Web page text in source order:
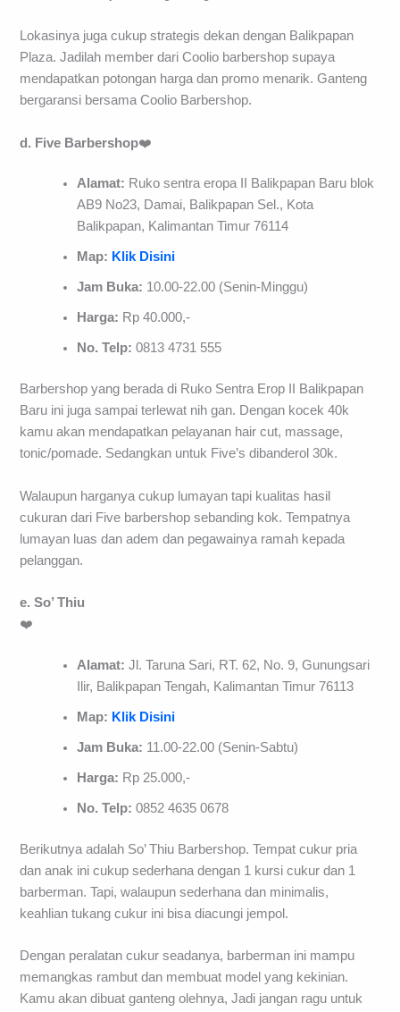
Lokasinya juga cukup strategis dekan dengan Balikpapan
Plaza. Jadilah member dari Coolio barbershop supaya
mendapatkan potongan harga dan promo menarik. Ganteng
bergaransi bersama Coolio Barbershop.
d. Five Barbershop❤️
Alamat: Ruko sentra eropa II Balikpapan Baru blok
AB9 No23, Damai, Balikpapan Sel., Kota
Balikpapan, Kalimantan Timur 76114
Map: Klik Disini
Jam Buka: 10.00-22.00 (Senin-Minggu)
Harga: Rp 40.000,-
No. Telp:0813 4731 555
Barbershop yang berada di Ruko Sentra Erop II Balikpapan
Baru ini juga sampai terlewat nih gan. Dengan kocek 40k
kamu akan mendapatkan pelayanan hair cut, massage,
tonic/pomade. Sedangkan untuk Five’s dibanderol 30k.
Walaupun harganya cukup lumayan tapi kualitas hasil
cukuran dari Five barbershop sebanding kok. Tempatnya
lumayan luas dan adem dan pegawainya ramah kepada
pelanggan.
e. So’ Thiu
❤️
Alamat: Jl. Taruna Sari, RT. 62, No. 9, Gunungsari
Ilir, Balikpapan Tengah, Kalimantan Timur 76113
Map: Klik Disini
Jam Buka: 11.00-22.00 (Senin-Sabtu)
Harga: Rp 25.000,-
No. Telp: 0852 4635 0678
Berikutnya adalah So’ Thiu Barbershop. Tempat cukur pria
dan anak ini cukup sederhana dengan 1 kursi cukur dan 1
barberman. Tapi, walaupun sederhana dan minimalis,
keahlian tukang cukur ini bisa diacungi jempol.
Dengan peralatan cukur seadanya, barberman ini mampu
memangkas rambut dan membuat model yang kekinian.
Kamu akan dibuat ganteng olehnya, Jadi jangan ragu untuk